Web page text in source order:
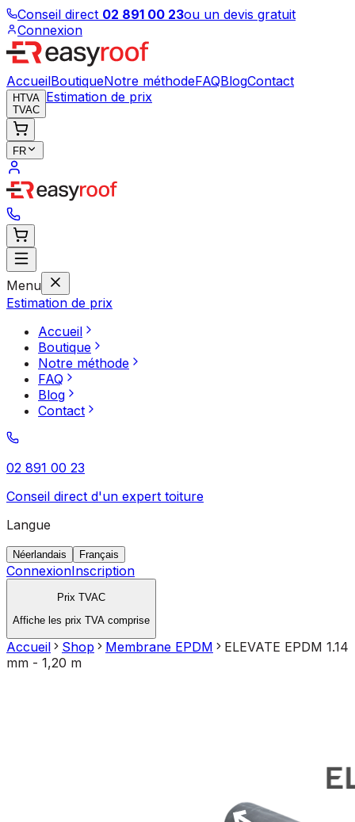
Conseil direct 02 891 00 23ou un devis gratuit
Connexion
AccueilBoutiqueNotre méthodeFAQBlogContact
HTVA
TVAC
Estimation de prix
FR
Menu
Estimation de prix
Accueil
Boutique
Notre méthode
FAQ
Blog
Contact
02 891 00 23
Conseil direct d'un expert toiture
Langue
Néerlandais Français
ConnexionInscription
Prix TVAC
Affiche les prix TVA comprise
Accueil Shop Membrane EPDM
ELEVATE EPDM 1.14
mm - 1,20 m